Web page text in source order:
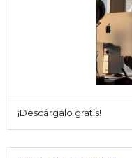
¡Descárgalo gratis!